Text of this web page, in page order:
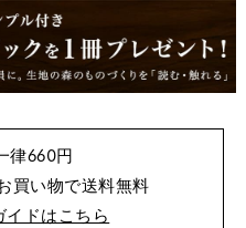
律660円
買い物で送料無料
イドはこちら